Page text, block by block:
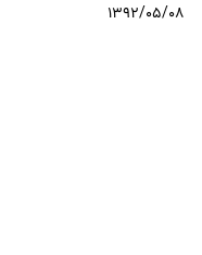
۱۳۹۲/۰۵/۰۸